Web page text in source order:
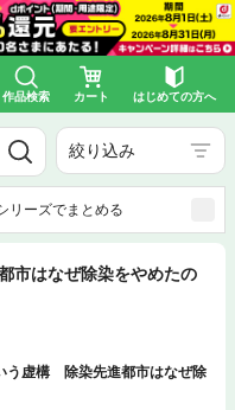
作品検索 カート はじめての方へ
絞り込み
リーズでまとめる
市はなぜ除染をやめたの
う虚構 除染先進都市はなぜ除